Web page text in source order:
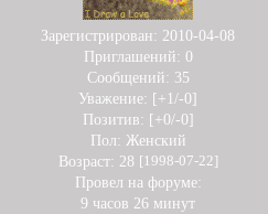
Зарегистрирован: 2010-04-08
Приглашений: 0
Сообщений: 35
Уважение: [+1/-0]
Позитив: [+0/-0]
Пол: Женский
Возраст: 28 [1998-07-22]
Провел на форуме:
9 часов 26 минут